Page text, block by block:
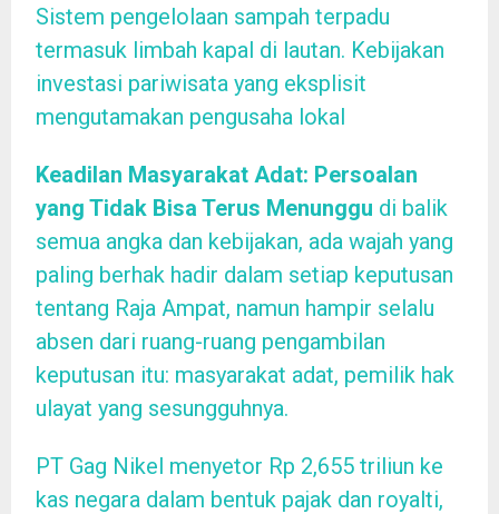
Sistem pengelolaan sampah terpadu
termasuk limbah kapal di lautan. Kebijakan
investasi pariwisata yang eksplisit
mengutamakan pengusaha lokal
Keadilan Masyarakat Adat: Persoalan
yang Tidak Bisa Terus Menunggu di balik
semua angka dan kebijakan, ada wajah yang
paling berhak hadir dalam setiap keputusan
tentang Raja Ampat, namun hampir selalu
absen dari ruang-ruang pengambilan
keputusan itu: masyarakat adat, pemilik hak
ulayat yang sesungguhnya.
PT Gag Nikel menyetor Rp 2,655 triliun ke
kas negara dalam bentuk pajak dan royalti,